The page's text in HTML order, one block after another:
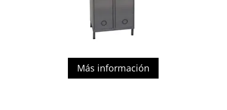
Más información